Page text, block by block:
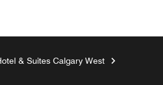
& Suites Calgary West